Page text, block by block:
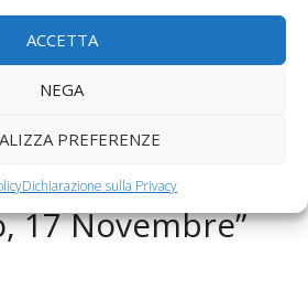
ACCETTA
NEGA
PREFERENZE
Dichiarazione sulla Privacy
diventare genitori è tra i 35 e i 49
su “Giornata
neonato
17 Novembre”